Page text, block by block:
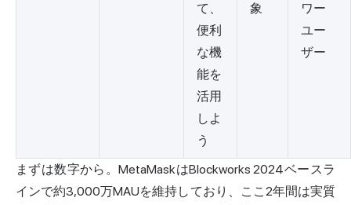
て、
便利
な機
能を
活用
しよ
う
象
ワー
ユー
ザー
まずは数字から。MetaMaskはBlockworks 2024ベースラ
インで約3,000万MAUを維持しており、ここ2年間は実質